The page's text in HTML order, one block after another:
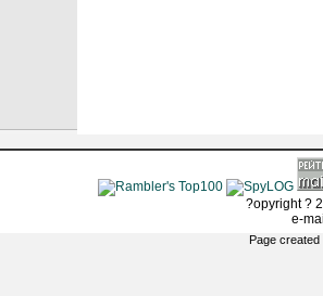
?opyright ?
e-
Page